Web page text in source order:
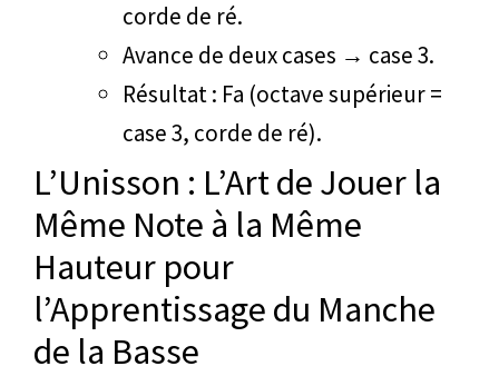
corde de ré.
Avance de deux cases → case 3.
Résultat : Fa (octave supérieur =
case 3, corde de ré).
L’Unisson : L’Art de Jouer la
Même Note à la Même
Hauteur pour
l’Apprentissage du Manche
de la Basse